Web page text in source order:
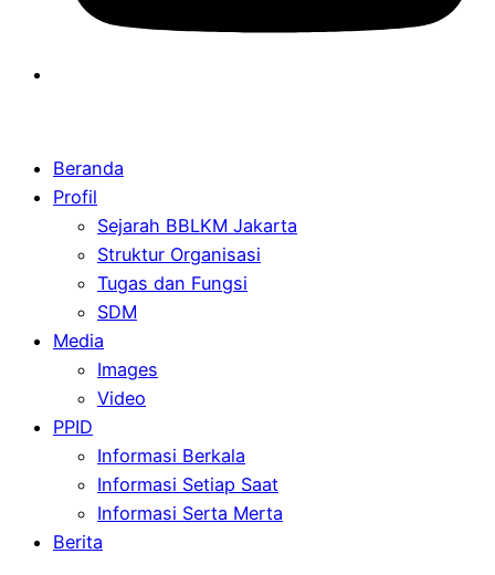
Beranda
Profil
Sejarah BBLKM Jakarta
Struktur Organisasi
Tugas dan Fungsi
SDM
Media
Images
Video
PPID
Informasi Berkala
Informasi Setiap Saat
Informasi Serta Merta
Berita